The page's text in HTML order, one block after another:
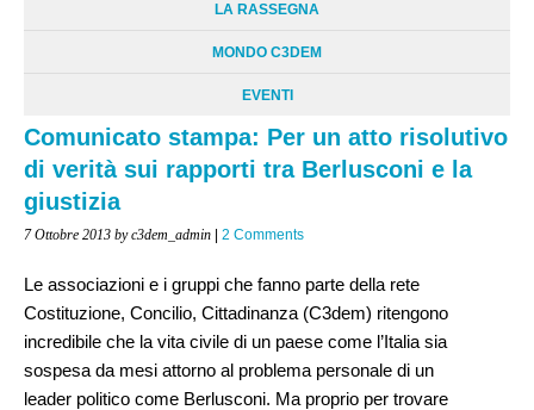
LA RASSEGNA
MONDO C3DEM
EVENTI
Comunicato stampa: Per un atto risolutivo
di verità sui rapporti tra Berlusconi e la
giustizia
7 Ottobre 2013 by c3dem_admin | 2 Comments
Le associazioni e i gruppi che fanno parte della rete
Costituzione, Concilio, Cittadinanza (C3dem) ritengono
incredibile che la vita civile di un paese come l’Italia sia
sospesa da mesi attorno al problema personale di un
leader politico come Berlusconi. Ma proprio per trovare